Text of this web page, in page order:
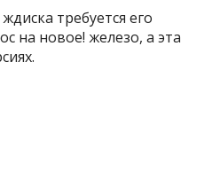
требуется его
на новое! железо, а эта